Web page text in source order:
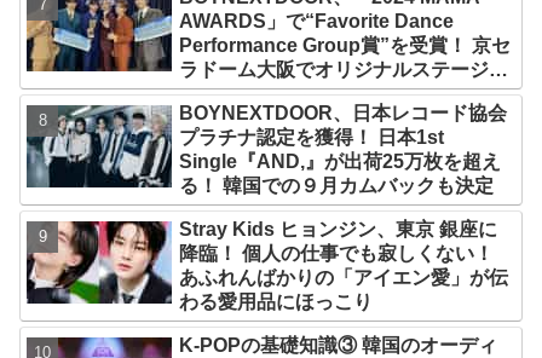
AWARDS」で“Favorite Dance
Performance Group賞”を受賞！ 京セ
ラドーム大阪でオリジナルステージパ
フォーマンス披露！ 卒業パーティーを
コンセプトにスーツで魅了【動画あ
り】
BOYNEXTDOOR、日本レコード協会
プラチナ認定を獲得！ 日本1st
Single『AND,』が出荷25万枚を超え
る！ 韓国での９月カムバックも決定
Stray Kids ヒョンジン、東京 銀座に
降臨！ 個人の仕事でも寂しくない！
あふれんばかりの「アイエン愛」が伝
わる愛用品にほっこり
K-POPの基礎知識③ 韓国のオーディ